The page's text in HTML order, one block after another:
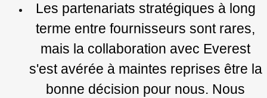
Les partenariats stratégiques à long
terme entre fournisseurs sont rares,
mais la collaboration avec Everest
s'est avérée à maintes reprises être la
bonne décision pour nous. Nous